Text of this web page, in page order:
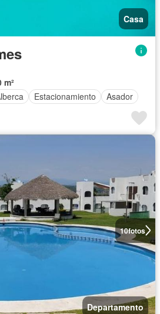
Casa
m²
Estacionamiento Asador
10fotos
Departamento